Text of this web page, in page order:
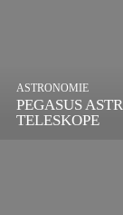
PEGASUS
TELESKOPE
ASTRONOMIE